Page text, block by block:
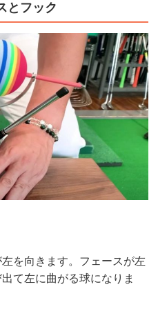
とフック
を向きます。フェースが左
て左に曲がる球になりま